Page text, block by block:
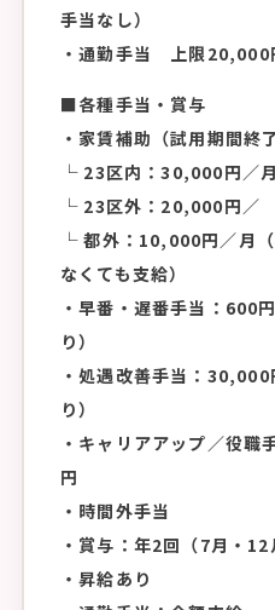
手当なし）
・通勤手当 上限20,000
■各種手当・賞与
・家賃補助（試用期間終
└ 23区内：30,000円／月
└ 23区外：20,000円／
└ 都外：10,000円／月
なくても支給）
・早番・遅番手当：600
り）
・処遇改善手当：
り）
・キャリアアップ／役
円
・時間外手当
・賞与：年2回（7月・12
・昇給あり